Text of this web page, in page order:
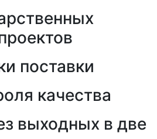
поставки
качества
выходных в две